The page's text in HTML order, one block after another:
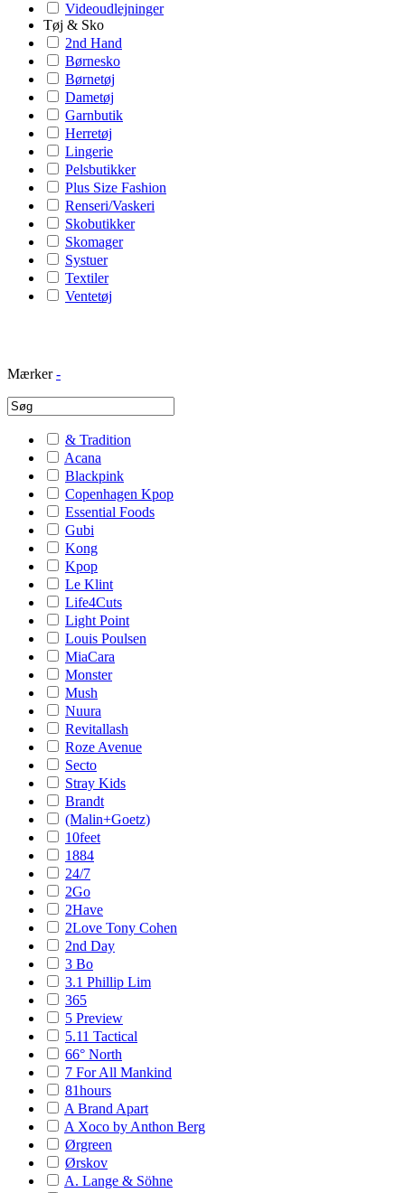
Videoudlejninger
Tøj & Sko
2nd Hand
Børnesko
Børnetøj
Dametøj
Garnbutik
Herretøj
Lingerie
Pelsbutikker
Plus Size Fashion
Renseri/Vaskeri
Skobutikker
Skomager
Systuer
Textiler
Ventetøj
Mærker -
& Tradition
Acana
Blackpink
Copenhagen Kpop
Essential Foods
Gubi
Kong
Kpop
Le Klint
Life4Cuts
Light Point
Louis Poulsen
MiaCara
Monster
Mush
Nuura
Revitallash
Roze Avenue
Secto
Stray Kids
Brandt
(Malin+Goetz)
10feet
1884
24/7
2Go
2Have
2Love Tony Cohen
2nd Day
3 Bo
3.1 Phillip Lim
365
5 Preview
5.11 Tactical
66° North
7 For All Mankind
81hours
A Brand Apart
A Xoco by Anthon Berg
Ørgreen
Ørskov
A. Lange & Söhne